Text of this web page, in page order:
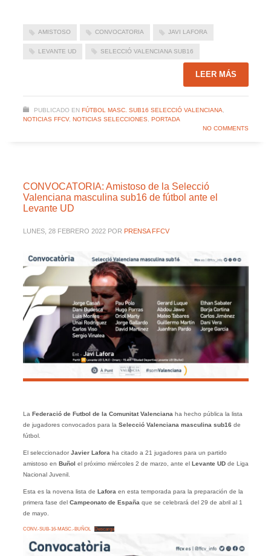
AMISTOSO CONVOCATORIA JAVI LAFORA
LEVANTE UD SELECCIÓ VALENCIANA SUB16
LEER MÁS
PUBLICADO EN FÚTBOL MASC. SUB16 SELECCIÓ VALENCIANA
NOTICIAS FFCV, NOTICIAS SELECCIONES, PORTADA
NO COMMENTS
CONVOCATORIA: Amistoso de la Selecció
Valenciana masculina sub16 de fútbol ante el
Levante UD
LUNES, 28 FEBRERO 2022 POR PRENSA FFCV
La Federació de Futbol de la Comunitat Valenciana ha hecho pública la lista
de jugadores convocados para la Selecció Valenciana masculina sub16 de
fútbol.
El seleccionadorJavier Lafora ha citado a 21 jugadores para un partido
amistoso en Buñol el próximo miércoles 2 de marzo, ante elLevante UDde Liga
Nacional Juvenil.
Esta es la novena lista de Lafora en esta temporada para la preparación de la
primera fase del Campeonato de España que se celebrará del 29 de abril al 1
de mayo.
CONV.-SUB-16-MASC.-BUÑOL Descarga